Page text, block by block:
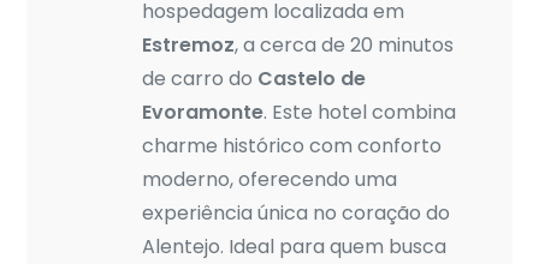
hospedagem localizada em
Estremoz, a cerca de 20 minutos
de carro do Castelo de
Evoramonte. Este hotel combina
charme histórico com conforto
moderno, oferecendo uma
experiência única no coração do
Alentejo. Ideal para quem busca